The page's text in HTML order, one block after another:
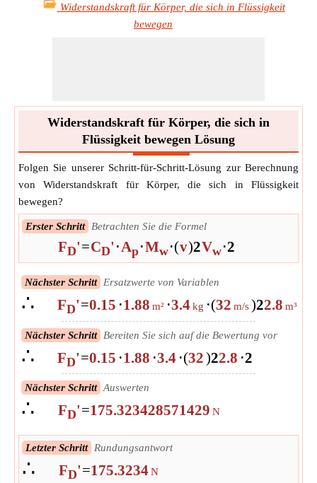
Widerstandskraft für Körper, die sich in Flüssigkeit
bewegen
Widerstandskraft für Körper, die sich in
Flüssigkeit bewegen Lösung
Folgen Sie unserer Schritt-für-Schritt-Lösung zur Berechnung
von Widerstandskraft für Körper, die sich in Flüssigkeit
bewegen?
Erster Schritt Betrachten Sie die Formel
FD'=CD'⋅Ap⋅Mw⋅(v)2Vw⋅2
Nächster Schritt Ersatzwerte von Variablen
∴ FD'=0.15 ⋅1.88 m² ⋅3.4kg ⋅(32 m/s)22.8 m³
Nächster Schritt Bereiten Sie sich auf die Bewertung vor
∴ FD'=0.15 ⋅1.88 ⋅3.4 ⋅(32)22.8 ⋅2
Nächster Schritt Auswerten
∴ FD'=175.323428571429 N
Letzter Schritt Rundungsantwort
∴ FD'=175.3234N